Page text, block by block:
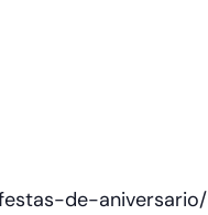
de-aniversario/